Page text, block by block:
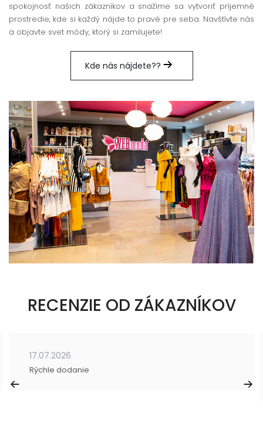
spokojnosť našich zákazníkov a snažíme sa vytvoriť príjemné
prostredie, kde si každý nájde to pravé pre seba. Navštívte nás
a objavte svet módy, ktorý si zamilujete!
Kde nás nájdete??
RECENZIE OD ZÁKAZNÍKOV
17.07.2026
Rýchle dodanie